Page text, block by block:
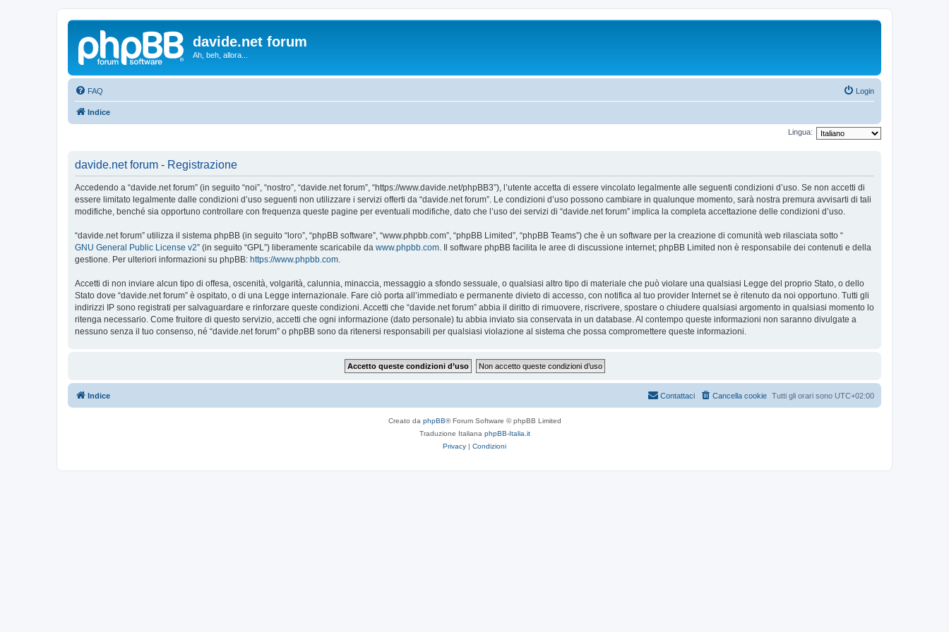
davide.net forum
Ah, beh, allora...
FAQ Login
Indice
Lingua:
davide.net forum - Registrazione
Accedendo a “davide.net forum” (in seguito “noi”, “nostro”, “davide.net forum”, “https://www.davide.net/phpBB3”), l’utente accetta di essere vincolato legalmente alle seguenti condizioni d’uso. Se non accetti di
essere limitato legalmente dalle condizioni d’uso seguenti non utilizzare i servizi offerti da “davide.net forum”. Le condizioni d’uso possono cambiare in qualunque momento, sarà nostra premura avvisarti di tali
modifiche, benché sia opportuno controllare con frequenza queste pagine per eventuali modifiche, dato che l’uso dei servizi di “davide.net forum” implica la completa accettazione delle condizioni d’uso.
“davide.net forum” utilizza il sistema phpBB (in seguito “loro”, “phpBB software”, “www.phpbb.com”, “phpBB Limited”, “phpBB Teams”) che è un software per la creazione di comunità web rilasciata sotto “
GNU General Public License v2” (in seguito “GPL”) liberamente scaricabile da www.phpbb.com. Il software phpBB facilita le aree di discussione internet; phpBB Limited non è responsabile dei contenuti e della
gestione. Per ulteriori informazioni su phpBB: https://www.phpbb.com.
Accetti di non inviare alcun tipo di offesa, oscenità, volgarità, calunnia, minaccia, messaggio a sfondo sessuale, o qualsiasi altro tipo di materiale che può violare una qualsiasi Legge del proprio Stato, o dello
Stato dove “davide.net forum” è ospitato, o di una Legge internazionale. Fare ciò porta all’immediato e permanente divieto di accesso, con notifica al tuo provider Internet se è ritenuto da noi opportuno. Tutti gli
indirizzi IP sono registrati per salvaguardare e rinforzare queste condizioni. Accetti che “davide.net forum” abbia il diritto di rimuovere, riscrivere, spostare o chiudere qualsiasi argomento in qualsiasi momento lo
ritenga necessario. Come fruitore di questo servizio, accetti che ogni informazione (dato personale) tu abbia inviato sia conservata in un database. Al contempo queste informazioni non saranno divulgate a
nessuno senza il tuo consenso, né “davide.net forum” o phpBB sono da ritenersi responsabili per qualsiasi violazione al sistema che possa compromettere queste informazioni.
Indice Tutti gli orari sono UTC+02:00
Cancella cookie
Contattaci
Creato da phpBB® Forum Software © phpBB Limited
Traduzione Italiana phpBB-Italia.it
Privacy | Condizioni